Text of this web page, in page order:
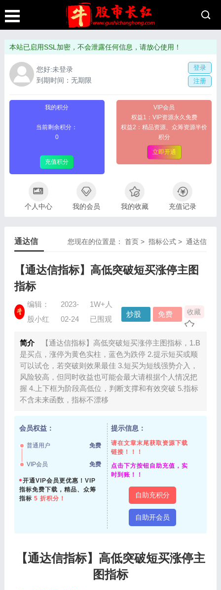
本站已启用SSL加密，不会泄露任何信息，请放心使用！
您好:未登录
到期时间：无期限
登录
注册
我的积分
当前剩余积分：
0
充值积分
VIP会员
权益1：VIP资源永久免费
权益2：精品资源、众筹资源半价
积分
立即开通
个人中心 我的会员 我的收藏 充值记录
您现在的位置是：首页 >指标公式 >通达信
通达信
【通达信指标】高低突破短买涨停主图
指标
编辑：
股小红
2023-
02-24
1W+人
已围观
炒股
免费
收藏
简介
【通达信指标】高低突破短买涨停主图指标，1.B
是买点，涨停为黄色实柱，蓝色为跌停 2.提示短买或顺
可以试仓，若突破则效果最佳 3.短买为短线强势介入，
风险较高，但同时收益也可能会最大请根据个人情况把
握 4.上下框为阶段高低位，判断支撑和有效突破 5.指标
不含未来函数，指标不漂移
会员权益：
普通用户 免费
VIP会员 免费
开通VIP会员更优惠！VIP
指标免费下载，精品、众筹
指标 5 折积分！
提示信息：
请在文章末尾获取资源下载
链接！！！
点击下方按钮自助充值，实
时到账！！
自助充积分
自助开会员
【通达信指标】高低突破短买涨停主
图指标